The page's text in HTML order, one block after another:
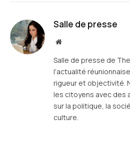
Salle de presse
Site
Salle de presse de
l'actualité
rigueur et objectivité.
les citoyens avec des
sur la politique, la
culture.